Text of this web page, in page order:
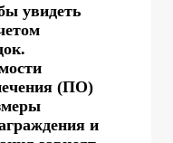
увидеть
(ПО)
и